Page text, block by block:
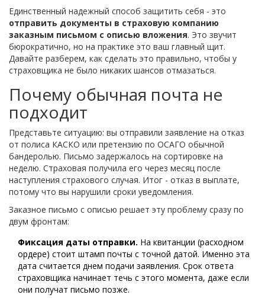
Единственный надежный способ защитить себя - это
отправить документы в страховую компанию
заказным письмом с описью вложения. Это звучит
бюрократично, но на практике это ваш главный щит.
Давайте разберем, как сделать это правильно, чтобы у
страховщика не было никаких шансов отмазаться.
Почему обычная почта не
подходит
Представьте ситуацию: вы отправили заявление на отказ
от полиса КАСКО или претензию по ОСАГО обычной
бандеролью. Письмо задержалось на сортировке на
неделю. Страховая получила его через месяц после
наступления страхового случая. Итог - отказ в выплате,
потому что вы нарушили сроки уведомления.
Заказное письмо с описью решает эту проблему сразу по
двум фронтам:
Фиксация даты отправки. На квитанции (расходном
ордере) стоит штамп почты с точной датой. Именно эта
дата считается днем подачи заявления. Срок ответа
страховщика начинает течь с этого момента, даже если
они получат письмо позже.